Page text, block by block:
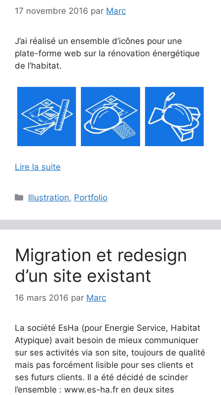
17 novembre 2016 par Marc
J’ai réalisé un ensemble d’icônes pour une
plate-forme web sur la rénovation énergétique
de l’habitat.
Lire la suite
Catégories
Illustration, Portfolio
Migration et redesign
d’un site existant
16 mars 2016 par Marc
La société EsHa (pour Energie Service, Habitat
Atypique) avait besoin de mieux communiquer
sur ses activités via son site, toujours de qualité
mais pas forcément lisible pour ses clients et
ses futurs clients. Il a été décidé de scinder
l’ensemble : www.es-ha.fr en deux sites